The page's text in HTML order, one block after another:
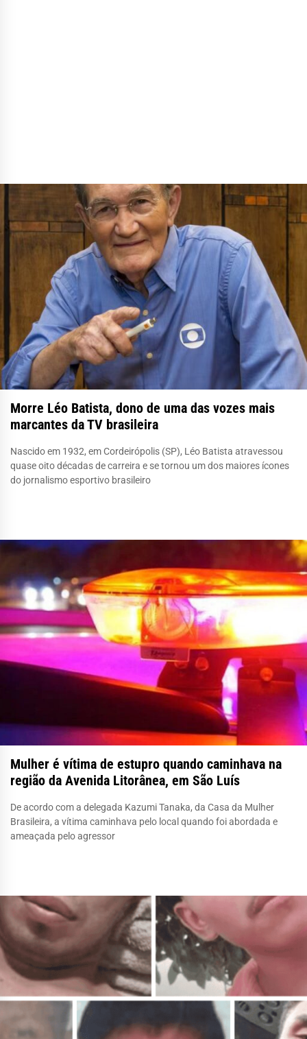
Morre Léo Batista, dono de uma das vozes mais
marcantes da TV brasileira
Nascido em 1932, em Cordeirópolis (SP), Léo Batista atravessou
quase oito décadas de carreira e se tornou um dos maiores ícones
do jornalismo esportivo brasileiro
Mulher é vítima de estupro quando caminhava na
região da Avenida Litorânea, em São Luís
De acordo com a delegada Kazumi Tanaka, da Casa da Mulher
Brasileira, a vítima caminhava pelo local quando foi abordada e
ameaçada pelo agressor